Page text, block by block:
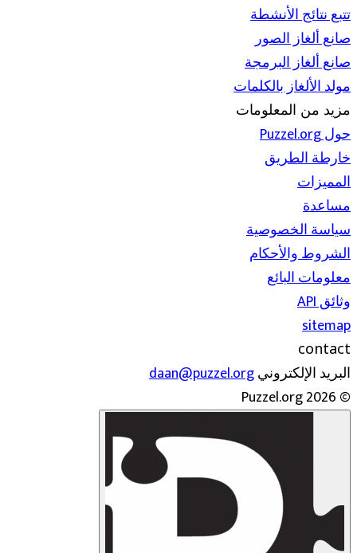
تتبع نتائج الأنشطة
صانع ألغاز الصور
صانع ألغاز البرمجة
مولد الألغاز بالكلمات
مزيد من المعلومات
حول Puzzel.org
خارطة الطريق
المميزات
مساعدة
سياسة الخصوصية
الشروط والأحكام
معلومات البائع
وثائق API
sitemap
contact
البريد الإلكترونيdaan@puzzel.org
© 2026 Puzzel.org